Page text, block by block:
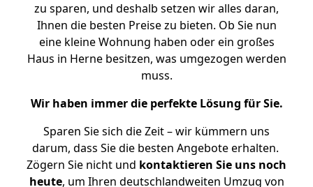
zu sparen, und deshalb setzen wir alles daran,
Ihnen die besten Preise zu bieten. Ob Sie nun
eine kleine Wohnung haben oder ein großes
Haus in Herne besitzen, was umgezogen werden
muss.
Wir haben immer die perfekte Lösung für Sie.
Sparen Sie sich die Zeit – wir kümmern uns
darum, dass Sie die besten Angebote erhalten.
Zögern Sie nicht und kontaktieren Sie uns noch
heute, um Ihren deutschlandweiten Umzug von